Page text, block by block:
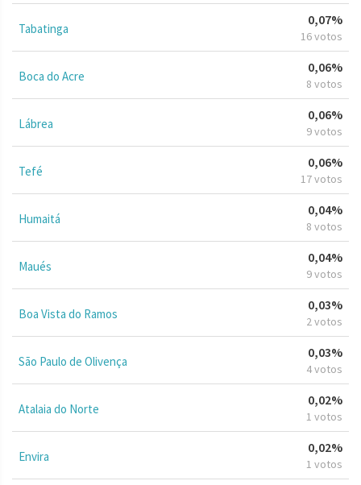
Tabatinga
0,07%
16 votos
Boca do Acre
0,06%
8 votos
Lábrea
0,06%
9 votos
Tefé
0,06%
17 votos
Humaitá
0,04%
8 votos
Maués
0,04%
9 votos
Boa Vista do Ramos
0,03%
2 votos
São Paulo de Olivença
0,03%
4 votos
Atalaia do Norte
0,02%
1 votos
Envira
0,02%
1 votos